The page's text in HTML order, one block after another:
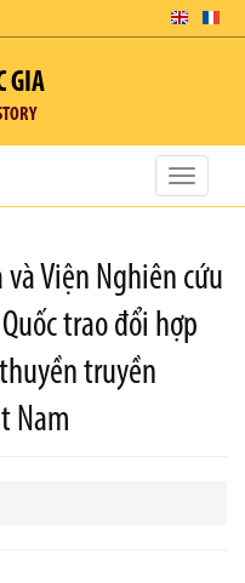
GIA
Toggle
và Viện Nghiên cứu
trao đổi hợp
truyền
Nam